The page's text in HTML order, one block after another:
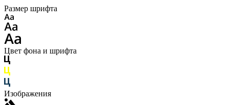
Размер шрифта
Цвет фона и шрифта
Изображения